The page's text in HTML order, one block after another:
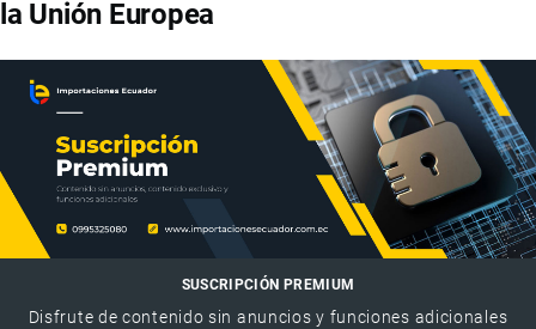
la Unión Europea
SUSCRIPCIÓN PREMIUM
Disfrute de contenido sin anuncios y funciones adicionales